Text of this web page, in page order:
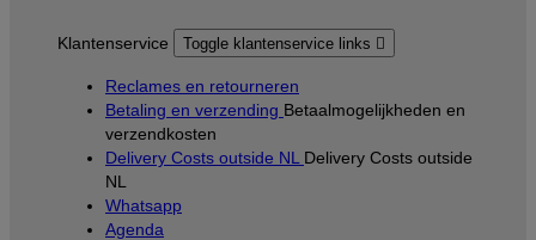
Klantenservice Toggle klantenservice links 
Reclames en retourneren
Betaling en verzending Betaalmogelijkheden en
verzendkosten
Delivery Costs outside NL Delivery Costs outside
NL
Whatsapp
Agenda